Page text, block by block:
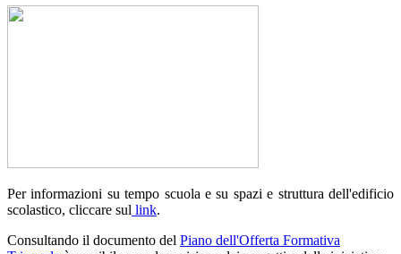
Per informazioni su tempo scuola e su spazi e struttura dell'edificio
scolastico, cliccare sul link.
Consultando il documento del Piano dell'Offerta Formativa